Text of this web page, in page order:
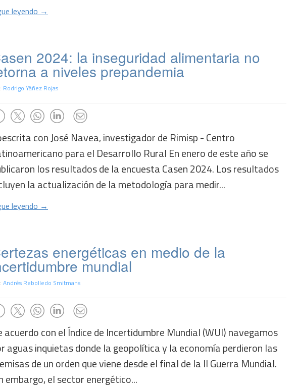
leyendo →
2024: la inseguridad alimentaria no
a niveles prepandemia
Rodrigo Yáñez Rojas
con José Navea, investigador de Rimisp - Centro
para el Desarrollo Rural En enero de este año se
los resultados de la encuesta Casen 2024. Los resultados
la actualización de la metodología para medir...
leyendo →
energéticas en medio de la
mundial
Andrés Rebolledo Smitmans
acuerdo con el Índice de Incertidumbre Mundial (WUI) navegamos
aguas inquietas donde la geopolítica y la economía perdieron las
de un orden que viene desde el final de la II Guerra Mundial.
embargo, el sector energético...